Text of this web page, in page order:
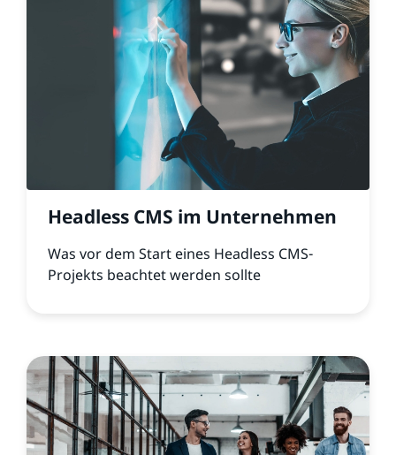
Headless CMS im Unternehmen
Was vor dem Start eines Headless CMS-
Projekts beachtet werden sollte